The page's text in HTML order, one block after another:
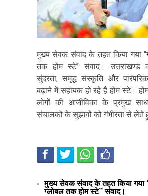
मुख्य सेवक संवाद के तहत किया गया
तक होम स्टे’’ संवाद। उत्तराखण्ड
सुंदरता, समृद्ध संस्कृति और
बढ़ाने में सहायक हो रहे हैं होम स्टे।
लोगों की आजीविका के प्रमुख
संचालकों के सुझावों को गंभीरता से लेते
मुख्य सेवक संवाद के तहत किया गया
ग्लोबल तक होम स्टे’’ संवाद।